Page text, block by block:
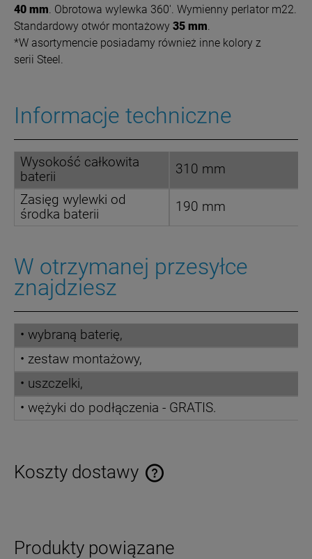
40 mm . Obrotowa wylewka 360'. Wymienny perlator m22.
Standardowy otwór montażowy 35 mm
*W asortymencie posiadamy również inne kolory z
serii Steel.
Informacje techniczne
Wysokość całkowita
baterii
310 mm
Zasięg wylewki od
środka baterii
190 mm
W otrzymanej przesyłce
znajdziesz
• wybraną baterię,
• zestaw montażowy,
• uszczelki,
• wężyki do podłączenia - GRATIS.
Koszty dostawy
Cena nie zawiera ewentualnych kosztów płatności
Produkty powiązane